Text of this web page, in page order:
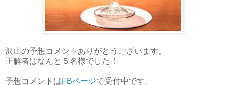
沢山の予想コメントありがとうございます。
正解者はなんと５名様でした！
予想コメントはFBページで受付中です。